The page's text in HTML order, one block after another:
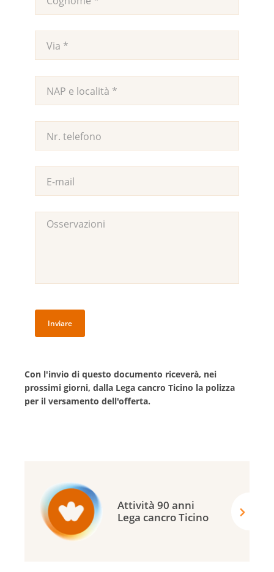
Con l'invio di questo documento riceverà, nei
prossimi giorni, dalla Lega cancro Ticino la polizza
per il versamento dell'offerta.
Attività 90 anni
Lega cancro Ticino